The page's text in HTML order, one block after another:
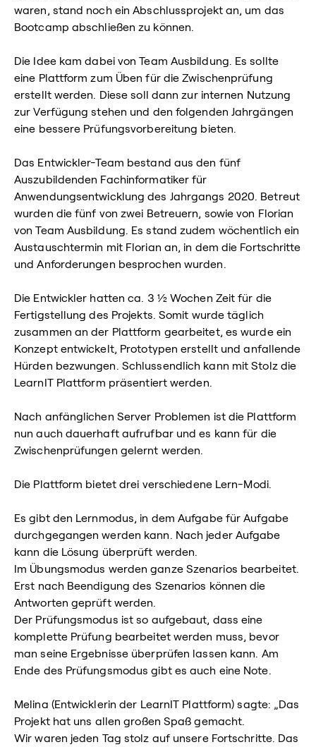
waren, stand noch ein Abschlussprojekt an, um das
Bootcamp abschließen zu können.
Die Idee kam dabei von Team Ausbildung. Es sollte
eine Plattform zum Üben für die Zwischenprüfung
erstellt werden. Diese soll dann zur internen Nutzung
zur Verfügung stehen und den folgenden Jahrgängen
eine bessere Prüfungsvorbereitung bieten.
Das Entwickler-Team bestand aus den fünf
Auszubildenden Fachinformatiker für
Anwendungsentwicklung des Jahrgangs 2020. Betreut
wurden die fünf von zwei Betreuern, sowie von Florian
von Team Ausbildung. Es stand zudem wöchentlich ein
Austauschtermin mit Florian an, in dem die Fortschritte
und Anforderungen besprochen wurden.
Die Entwickler hatten ca. 3 ½ Wochen Zeit für die
Fertigstellung des Projekts. Somit wurde täglich
zusammen an der Plattform gearbeitet, es wurde ein
Konzept entwickelt, Prototypen erstellt und anfallende
Hürden bezwungen. Schlussendlich kann mit Stolz die
LearnIT Plattform präsentiert werden.
Nach anfänglichen Server Problemen ist die Plattform
nun auch dauerhaft aufrufbar und es kann für die
Zwischenprüfungen gelernt werden.
Die Plattform bietet drei verschiedene Lern-Modi.
Es gibt den Lernmodus, in dem Aufgabe für Aufgabe
durchgegangen werden kann. Nach jeder Aufgabe
kann die Lösung überprüft werden.
Im Übungsmodus werden ganze Szenarios bearbeitet.
Erst nach Beendigung des Szenarios können die
Antworten geprüft werden.
Der Prüfungsmodus ist so aufgebaut, dass eine
komplette Prüfung bearbeitet werden muss, bevor
man seine Ergebnisse überprüfen lassen kann. Am
Ende des Prüfungsmodus gibt es auch eine Note.
Melina (Entwicklerin der LearnIT Plattform) sagte: „Das
Projekt hat uns allen großen Spaß gemacht.
Wir waren jeden Tag stolz auf unsere Fortschritte. Das